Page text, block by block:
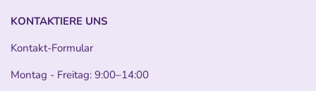
KONTAKTIERE UNS
Kontakt-Formular
Montag - Freitag: 9:00–14:00